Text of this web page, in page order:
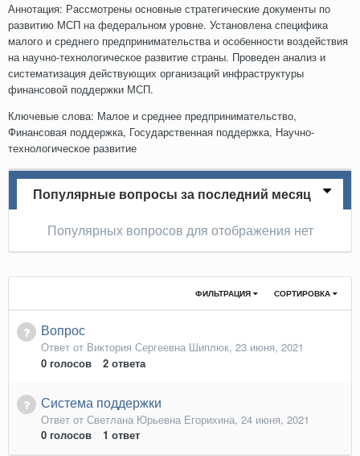
Аннотация: Рассмотрены основные стратегические документы по
развитию МСП на федеральном уровне. Установлена специфика
малого и среднего предпринимательства и особенности воздействия
на научно-технологическое развитие страны. Проведен анализ и
систематизация действующих организаций инфраструктуры
финансовой поддержки МСП.
Ключевые слова: Малое и среднее предпринимательство,
Финансовая поддержка, Государственная поддержка, Научно-
технологическое развитие
Популярные вопросы за последний месяц
Популярных вопросов для отображения нет
СОРТИРОВКА
ФИЛЬТРАЦИЯ
Вопрос
Ответ от Виктория Сергеевна Шиплюк, 23 июня, 2021
0 голосов 2 ответа
Система поддержки
Ответ от Светлана Юрьевна Егорихина, 24 июня, 2021
0 голосов 1 ответ